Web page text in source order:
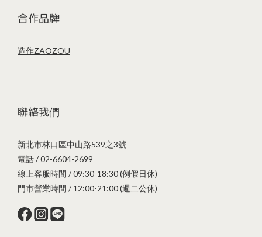
合作品牌
造作ZAOZOU
聯絡我們
新北市林口區中山路539之3號
電話 / 02-6604-2699
線上客服時間 / 09:30-18:30 (例假日休)
門市營業時間 / 12:00-21:00 (週二公休)